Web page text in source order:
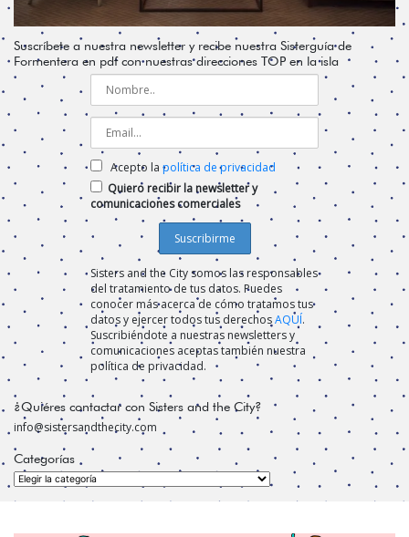
Suscríbete a nuestra newsletter y recibe nuestra Sisterguía de
Formentera en pdf con nuestras direcciones TOP en la isla
Acepto la política de privacidad
Quiero recibir la newsletter y
comunicaciones comerciales
Sisters and the City somos las responsables
del tratamiento de tus datos. Puedes
conocer más acerca de cómo tratamos tus
datos y ejercer todos tus derechosAQUÍ.
Suscribiéndote a nuestras newsletters y
comunicaciones aceptas también nuestra
política de privacidad.
¿Quiéres contactar con Sisters and the City?
info@sistersandthecity.com
Categorías
Categorías